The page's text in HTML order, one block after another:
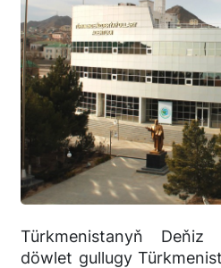
Türkmenistanyň
döwlet gullugy